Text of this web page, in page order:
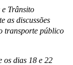
Trânsito
as discussões
transporte público
os dias 18 e 22